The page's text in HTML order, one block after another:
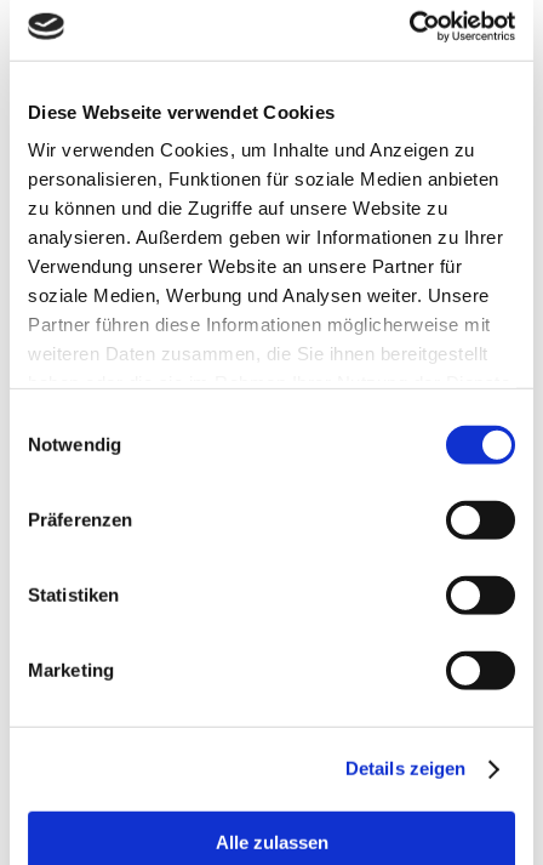
Diese Webseite verwendet Cookies
Wir verwenden Cookies, um Inhalte und Anzeigen zu
personalisieren, Funktionen für soziale Medien anbieten
zu können und die Zugriffe auf unsere Website zu
analysieren. Außerdem geben wir Informationen zu Ihrer
Verwendung unserer Website an unsere Partner für
soziale Medien, Werbung und Analysen weiter. Unsere
Partner führen diese Informationen möglicherweise mit
weiteren Daten zusammen, die Sie ihnen bereitgestellt
Notwendig
Präferenzen
Statistiken
Marketing
Details zeigen
Alle zulassen
Unser Spendenkonto:
Tierschutzverein im Landkreis
Oberhavel e.V.
Mittelbrandenburgische Sparkasse
IBAN: DE27160500003713039401